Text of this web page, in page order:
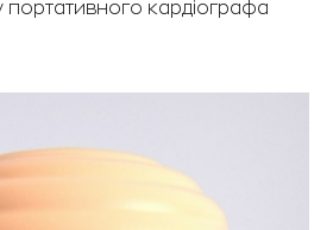
кардіографа